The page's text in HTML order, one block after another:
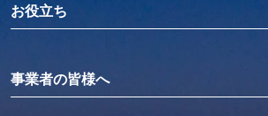
お役立ち
事業者の皆様へ